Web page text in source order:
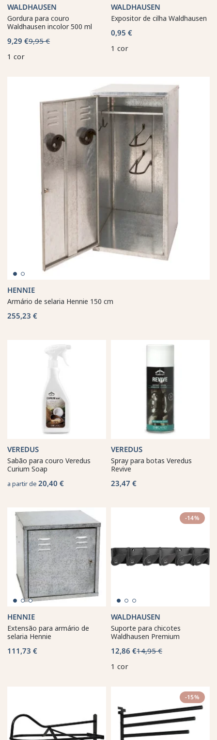
WALDHAUSEN
Gordura para couro
Waldhausen incolor 500 ml
9,29 €9,95 €
1 cor
WALDHAUSEN
Expositor de cilha Waldhausen
0,95 €
1 cor
HENNIE
Armário de selaria Hennie 150 cm
255,23 €
VEREDUS
Sabão para couro Veredus
Curium Soap
a partir de 20,40 €
VEREDUS
Spray para botas Veredus
Revive
23,47 €
HENNIE
Extensão para armário de
selaria Hennie
111,73 €
-14%
WALDHAUSEN
Suporte para chicotes
Waldhausen Premium
12,86 €14,95 €
1 cor
-15%